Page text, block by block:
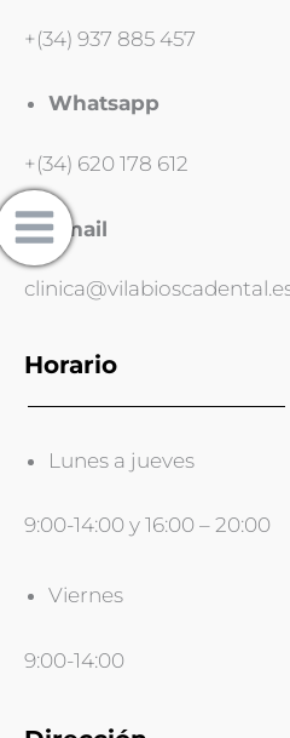
+(34) 937 885 457
Whatsapp
+(34) 620 178 612
Email
Horario
Lunes a jueves
9:00-14:00 y 16:00 – 20:00
Viernes
9:00-14:00